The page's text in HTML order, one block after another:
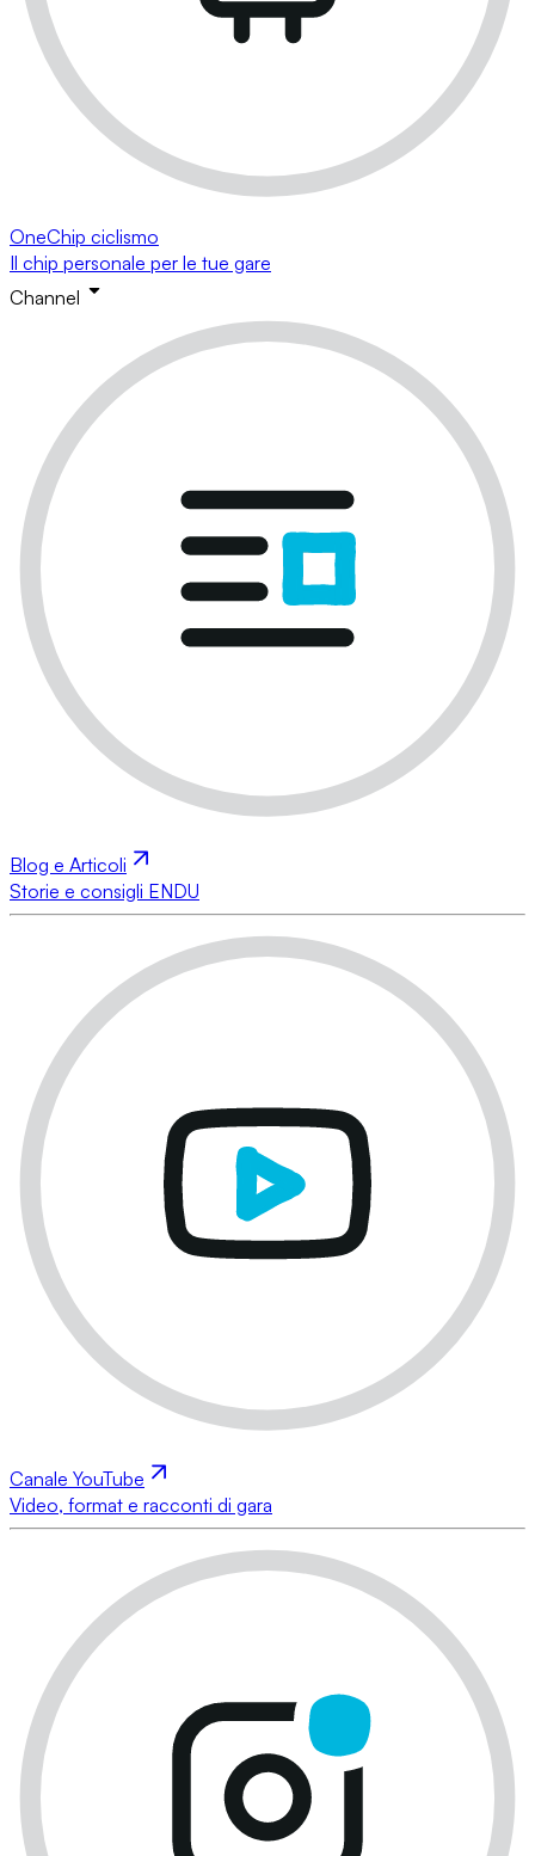
OneChip ciclismo
Il chip personale per le tue gare
Channel
Blog e Articoli
Storie e consigli ENDU
Canale YouTube
Video, format e racconti di gara